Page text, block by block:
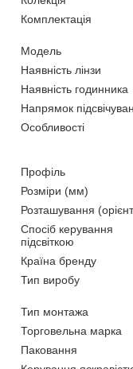
Комплектація
Мoдель
Наявність лінзи
Наявність годинника
Напрямок
Особливості
Профіль
Розміри (мм)
Розташування
Спосіб керування
підсвіткою
Країна бренду
Тип виробу
Тип монтажа
Торговельна марка
Паковання